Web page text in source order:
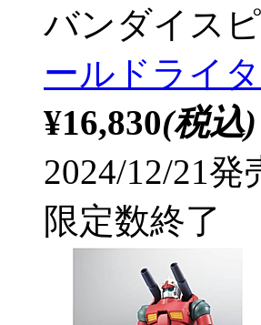
バンダイス
ールドライ
¥16,830(税込)
2024/12/21発
限定数終了